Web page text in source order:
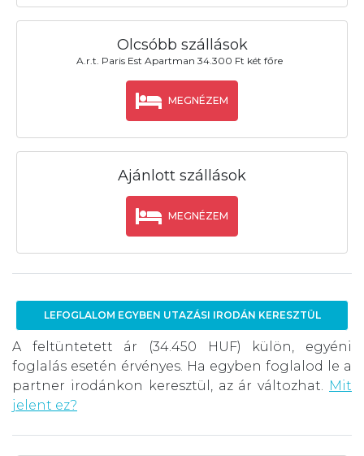
Olcsóbb szállások
A.r.t. Paris Est Apartman 34.300 Ft két főre
MEGNÉZEM
Ajánlott szállások
MEGNÉZEM
LEFOGLALOM EGYBEN UTAZÁSI IRODÁN KERESZTÜL
A feltüntetett ár (34.450 HUF) külön, egyéni
foglalás esetén érvényes. Ha egyben foglalod le a
partner irodánkon keresztül, az ár változhat. Mit
jelent ez?